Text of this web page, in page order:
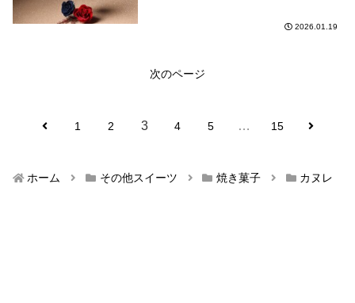
2026.01.19
次のページ
1 2 3 4 5 … 15
ホーム その他スイーツ 焼き菓子 カヌレ